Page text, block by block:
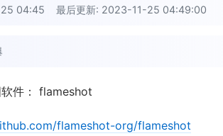
04:45 最后更新: 2023-11-25 04:49:00
件： flameshot
flameshot-org/flameshot